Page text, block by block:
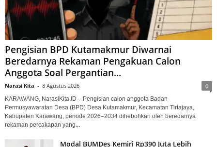
Pengisian BPD Kutamakmur Diwarnai
Beredarnya Rekaman Pengakuan Calon
Anggota Soal Pergantian...
Narasi Kita - 8 Agustus 2026 0
KARAWANG, NarasiKita.ID – Pengisian calon anggota Badan
Permusyawaratan Desa (BPD) Desa Kutamakmur, Kecamatan Tirtajaya,
Kabupaten Karawang, periode 2026–2034 dihebohkan oleh beredarnya
rekaman percakapan yang...
Modal BUMDes Kemiri Rp390 Juta Lebih